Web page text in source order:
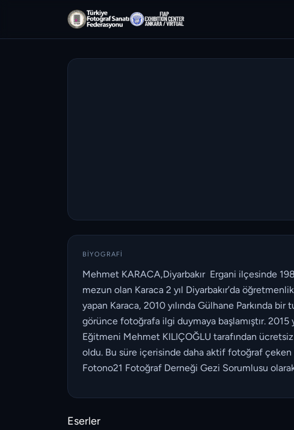
BIYOGRAFI
Mehmet KARACA,Diyarbakır Ergani ilçesinde
mezun olan Karaca 2 yıl Diyarbakır’da
yapan Karaca, 2010 yılında Gülhane Parkında
görünce fotoğrafa ilgi duymaya başlamıştır. 2015
Eğitmeni Mehmet KILIÇOĞLU tarafından
oldu. Bu süre içerisinde daha aktif fotoğraf çeken
Fotono21 Fotoğraf Derneği Gezi Sorumlusu
Eserler